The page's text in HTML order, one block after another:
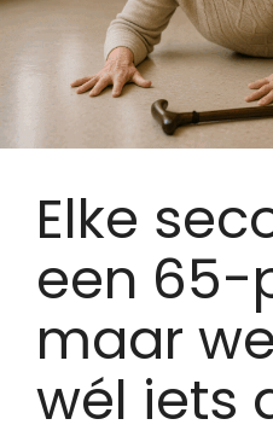
Elke
een 65-
maar
wél iets